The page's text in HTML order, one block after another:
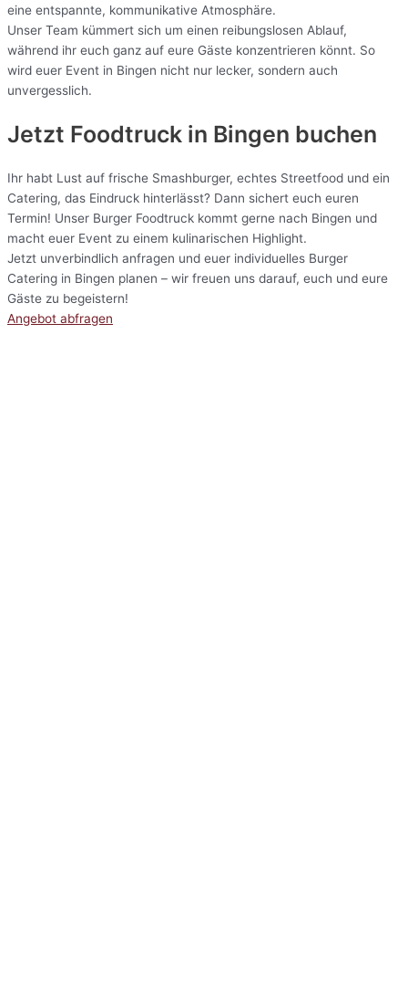
eine entspannte, kommunikative Atmosphäre.
Unser Team kümmert sich um einen reibungslosen Ablauf,
während ihr euch ganz auf eure Gäste konzentrieren könnt. So
wird euer Event in Bingen nicht nur lecker, sondern auch
unvergesslich.
Jetzt Foodtruck in Bingen buchen
Ihr habt Lust auf frische Smashburger, echtes Streetfood und ein
Catering, das Eindruck hinterlässt? Dann sichert euch euren
Termin! Unser Burger Foodtruck kommt gerne nach Bingen und
macht euer Event zu einem kulinarischen Highlight.
Jetzt unverbindlich anfragen und euer individuelles Burger
Catering in Bingen planen – wir freuen uns darauf, euch und eure
Gäste zu begeistern!
Angebot abfragen